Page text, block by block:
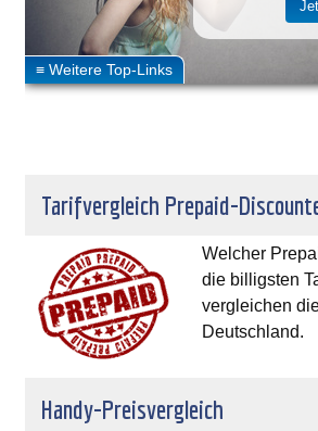
Tarifvergleich Prepaid-
Welcher
die billigsten
vergleichen
Deutschland.
Handy-Preisvergleich